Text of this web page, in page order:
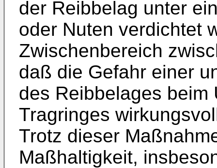
der Reibbelag unter
oder Nuten verdichtet
Zwischenbereich
daß die Gefahr einer
des Reibbelages beim
Tragringes
Trotz dieser
Maßhaltigkeit,